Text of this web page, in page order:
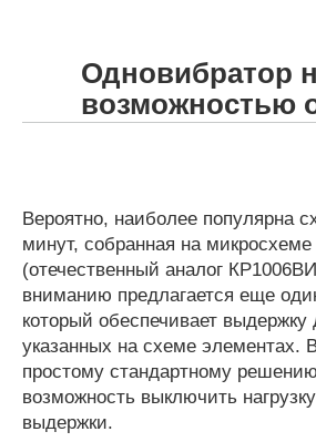
Одновибратор
возможностью
Вероятно, наиболее популярна
минут, собранная на микросхеме
(отечественный аналог
вниманию предлагается еще
который обеспечивает
указанных на схеме элементах.
простому стандартному
возможность выключить
выдержки.